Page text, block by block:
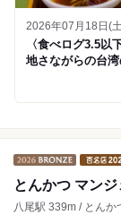
2026年07月18日(
〈食べログ3.5
地さながらの台
とんかつ マンジ
八尾駅 339m / とんか